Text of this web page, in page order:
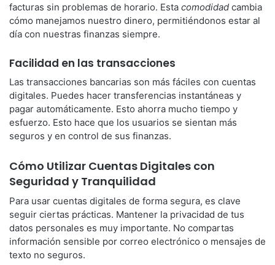
facturas sin problemas de horario. Esta comodidad cambia
cómo manejamos nuestro dinero, permitiéndonos estar al
día con nuestras finanzas siempre.
Facilidad en las transacciones
Las transacciones bancarias son más fáciles con cuentas
digitales. Puedes hacer transferencias instantáneas y
pagar automáticamente. Esto ahorra mucho tiempo y
esfuerzo. Esto hace que los usuarios se sientan más
seguros y en control de sus finanzas.
Cómo Utilizar Cuentas Digitales con
Seguridad y Tranquilidad
Para usar cuentas digitales de forma segura, es clave
seguir ciertas prácticas. Mantener la privacidad de tus
datos personales es muy importante. No compartas
información sensible por correo electrónico o mensajes de
texto no seguros.